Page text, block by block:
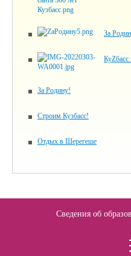
За
КуZбасс
За Родину!
Строим Кузбасс!
Отдых в Шерегеше
Сведения об